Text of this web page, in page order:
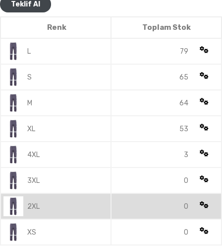
Teklif Al
Renk Toplam Stok
L 79
S 65
M 64
XL 53
4XL 3
3XL 0
2XL 0
XS 0